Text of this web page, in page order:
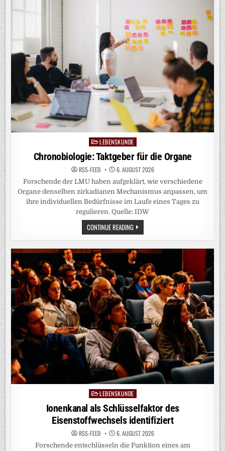
PostedLEBENSKUNDE
Chronobiologie: Taktgeber für die Organe
RSS-FEED 6. AUGUST 2026
Forschende der LMU haben aufgeklärt, wie verschiedene
Organe denselben zirkadianen Mechanismus anpassen, um
ihre individuellen Bedürfnisse im Laufe eines Tages zu
regulieren. Quelle: IDW
CONTINUE READINGCHRONOBIOLOGIE:
TAKTGEBER
FÜR
ORGANE
PostedLEBENSKUNDE
Ionenkanal als Schlüsselfaktor des
Eisenstoffwechsels identifiziert
RSS-FEED 6. AUGUST 2026
Forschende entschlüsseln die Funktion eines am